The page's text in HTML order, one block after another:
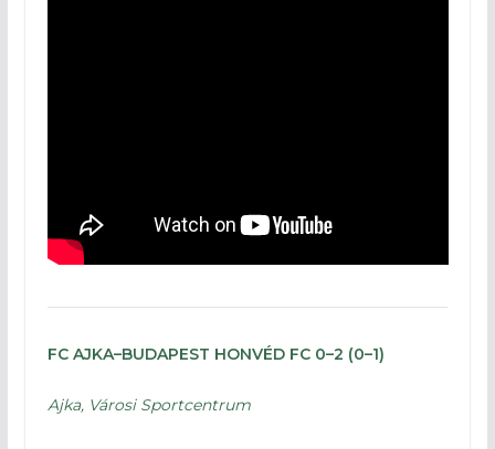
FC AJKA–BUDAPEST HONVÉD FC 0–2 (0–1)
Ajka, Városi Sportcentrum